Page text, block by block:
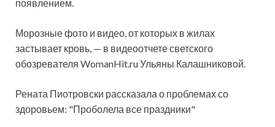
появлением.
Морозные фото и видео, от которых в жилах
застывает кровь, — в видеоотчете светского
обозревателя WomanHit.ru Ульяны Калашниковой.
Рената Пиотровски рассказала о проблемах со
здоровьем: "Проболела все праздники"